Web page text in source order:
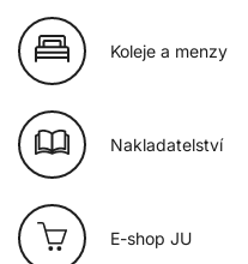
Koleje a menzy
Nakladatelství
E-shop JU